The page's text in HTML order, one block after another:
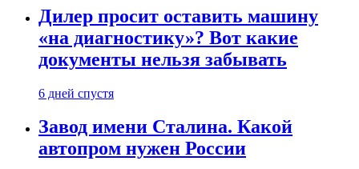
Дилер просит оставить машину
«на диагностику»? Вот какие
документы нельзя забывать
6 дней спустя
Завод имени Сталина. Какой
автопром нужен России